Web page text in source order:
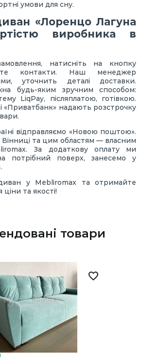
умови для сну.
«Лоренцо Лагуна
виробника в
натисніть на кнопку
контакти. Наш менеджер
уточнить деталі доставки.
будь-яким зручним способом:
LiqPay, післяплатою, готівкою.
«Приватбанк» надають розстрочку
відправляємо «Новою поштою».
та цим областям — власним
За додаткову оплату ми
потрібний поверх, занесемо у
у Mebliromax та отримайте
та якості!
товари